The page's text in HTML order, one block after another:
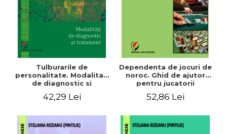
Tulburarile de
personalitate. Modalitati
de diagnostic si
42,29 Lei
Dependenta de jocuri de
noroc. Ghid de ajutor
pentru jucatorii
familiile acestora -
(Pintilie)
52,86 Lei